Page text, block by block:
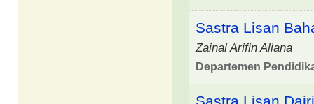
Sastra Lisan
Zainal Arifin Aliana
Departemen
Sastra Lisan